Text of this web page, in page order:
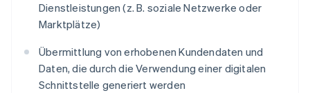
Dienstleistungen (z. B. soziale Netzwerke oder
Marktplätze)
Übermittlung von erhobenen Kundendaten und
Daten, die durch die Verwendung einer digitalen
Schnittstelle generiert werden